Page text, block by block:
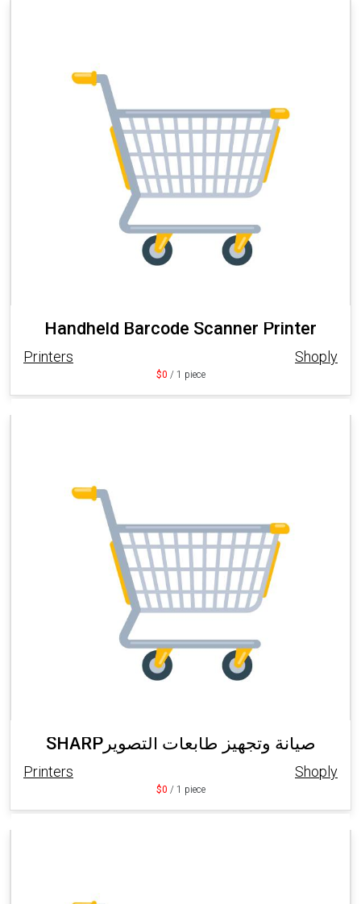
Handheld Barcode Scanner Printer
Printers Shoply
$0 / 1 piece
SHARPصيانة وتجهيز طابعات التصوير
Printers Shoply
$0 / 1 piece